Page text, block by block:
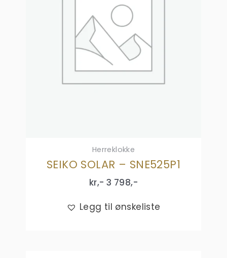
Herreklokke
SEIKO SOLAR – SNE525P1
kr,- 3 798,-
Legg til ønskeliste